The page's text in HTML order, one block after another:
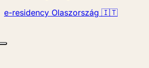
e-residency Olaszország 🇮🇹